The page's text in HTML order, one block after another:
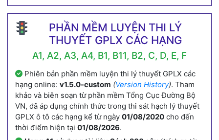
PHẦN MỀM LUYỆN THI LÝ
THUYẾT GPLX CÁC HẠNG
A1, A2, A3, A4, B1, B11, B2, C, D, E, F
Phiên bản phần mềm luyện thi lý thuyết GPLX các
hạng online: v1.5.0-custom (Version History). Tham
khảo và biên soạn từ phần mềm Tổng Cục Đường Bộ
VN, đã áp dụng chính thức trong thi sát hạch lý thuyết
GPLX ô tô các hạng kể từ ngày 01/08/2020 cho đến
thời điểm hiện tại 01/08/2026.